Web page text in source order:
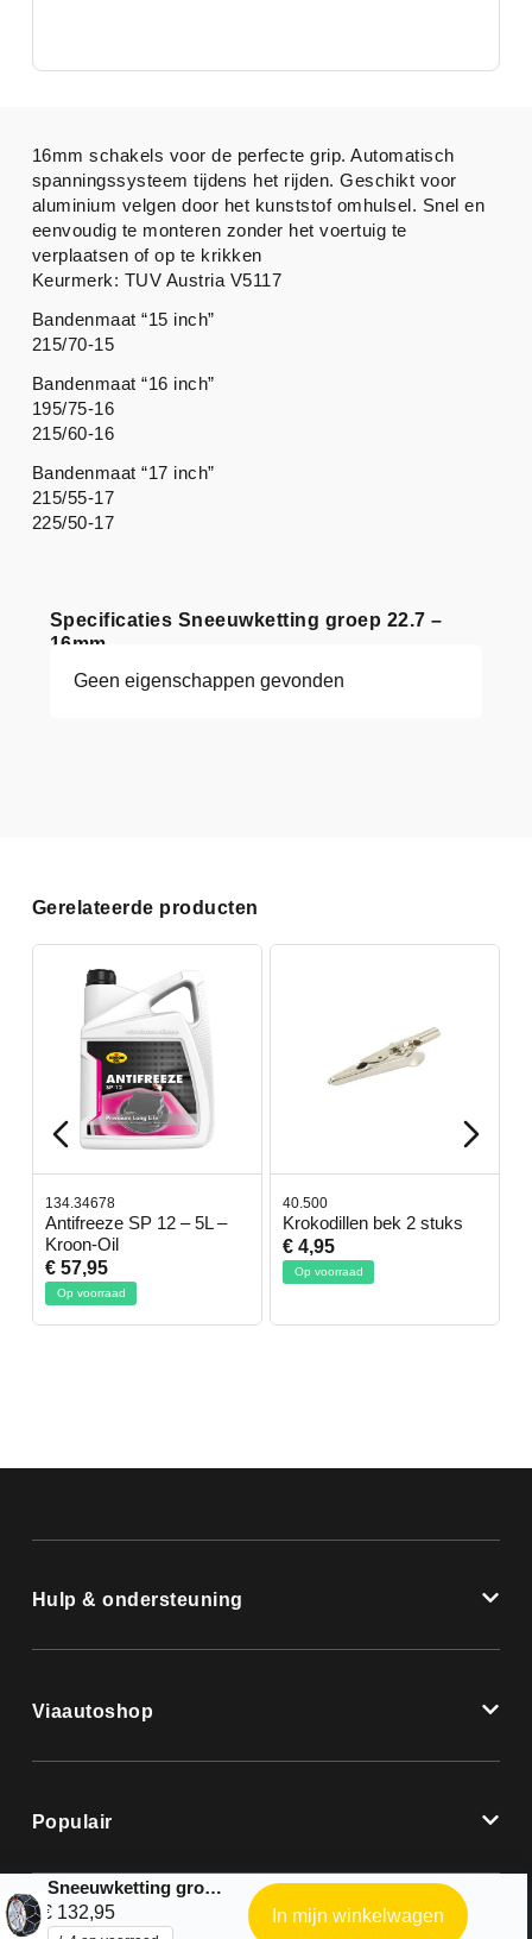
Specificaties Sneeuwketting groep 22.7 –
16mm
Geen eigenschappen gevonden
16mm schakels voor de perfecte grip. Automatisch
spanningssysteem tijdens het rijden. Geschikt voor
aluminium velgen door het kunststof omhulsel. Snel en
eenvoudig te monteren zonder het voertuig te
verplaatsen of op te krikken
Keurmerk: TUV Austria V5117
Bandenmaat “15 inch”
215/70-15
Bandenmaat “16 inch”
195/75-16
215/60-16
Bandenmaat “17 inch”
215/55-17
225/50-17
Gerelateerde producten
134.34678
Antifreeze SP 12 – 5L –
Kroon-Oil
€ 57,95
Op voorraad
40.500
Krokodillen bek 2 stuks
€ 4,95
Op voorraad
Hulp & ondersteuning
Viaautoshop
Populair
Sneeuwketting groep 22.7 – 16mm
€ 132,95 In mijn winkelwagen